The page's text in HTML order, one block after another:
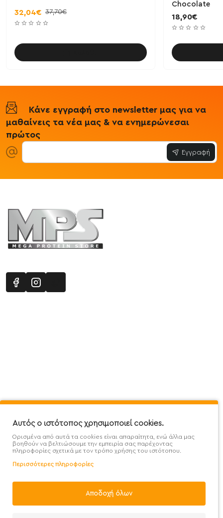
32,04€ 37,70€
Chocolate
18,90€
Κάνε εγγραφή στο newsletter μας για να
μαθαίνεις τα νέα μας & να ενημερώνεσαι
πρώτος
Εγγραφή
Προσφορές - Clearence GDPR
Χονδρική
Handcrafted with 💙 in Athens
Αυτός ο ιστότοπος χρησιμοποιεί cookies.
Ορισμένα από αυτά τα cookies είναι απαραίτητα, ενώ άλλα μας
βοηθούν να βελτιώσουμε την εμπειρία σας παρέχοντας
πληροφορίες σχετικά με τον τρόπο χρήσης του ιστότοπου.
Περισσότερες πληροφορίες
Αποδοχή όλων